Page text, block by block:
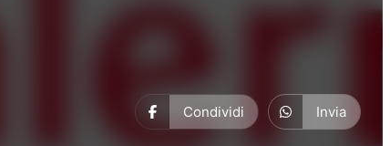
Condividi Invia